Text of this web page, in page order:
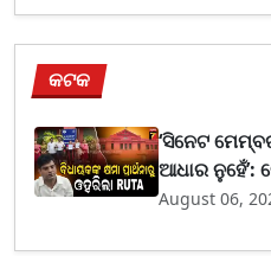
କଟକ
‘ସିନେଟ
ଆଧାର ନୁହେଁ’:
August 06,